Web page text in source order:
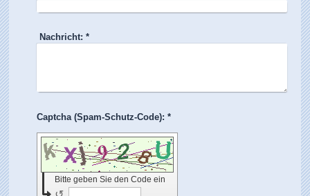
Nachricht: *
Captcha (Spam-Schutz-Code): *
Bitte geben Sie den Code ein